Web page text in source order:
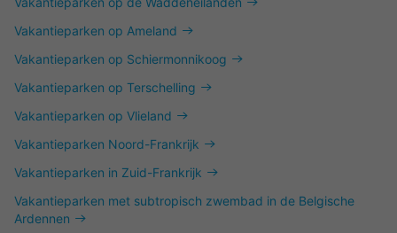
Vakantieparken op Ameland
Vakantieparken op Schiermonnikoog
Vakantieparken op Terschelling
Vakantieparken op Vlieland
Vakantieparken Noord-Frankrijk
Vakantieparken in Zuid-Frankrijk
Vakantieparken met subtropisch zwembad in de Belgische
Ardennen